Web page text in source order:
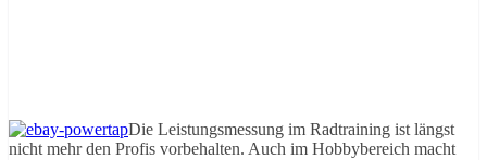
Die Leistungsmessung im Radtraining ist längst
nicht mehr den Profis vorbehalten. Auch im Hobbybereich macht